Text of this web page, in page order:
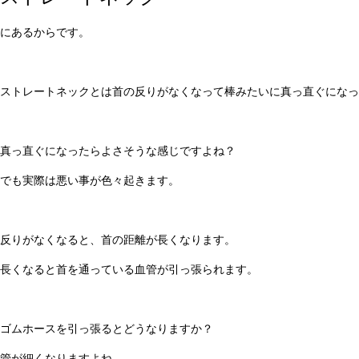
にあるからです。
ストレートネックとは首の反りがなくなって棒みたいに真っ直ぐになっ
真っ直ぐになったらよさそうな感じですよね？
でも実際は悪い事が色々起きます。
反りがなくなると、首の距離が長くなります。
長くなると首を通っている血管が引っ張られます。
ゴムホースを引っ張るとどうなりますか？